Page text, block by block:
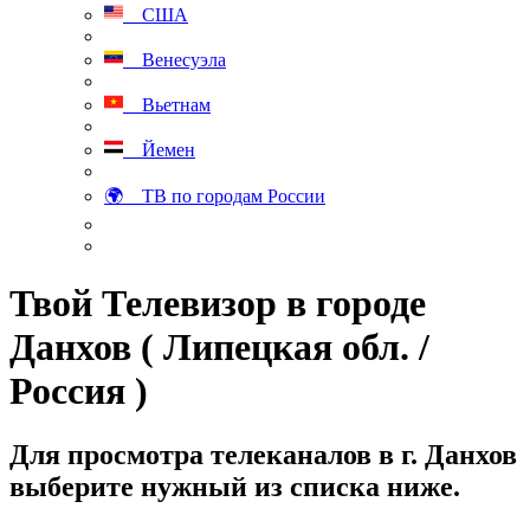
США
Венесуэла
Вьетнам
Йемен
🌍 ТВ по городам России
Твой Телевизор в городе
Данхов ( Липецкая обл. /
Россия )
Для просмотра телеканалов в г. Данхов
выберите нужный из списка ниже.